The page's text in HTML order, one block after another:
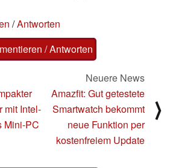
/Antworten
/ Antworten
mit Intel-
Mini-PC
Neuere News
Amazfit: Gut getestete
Smartwatch bekommt
neue Funktion per
kostenfreiem Update
⟩